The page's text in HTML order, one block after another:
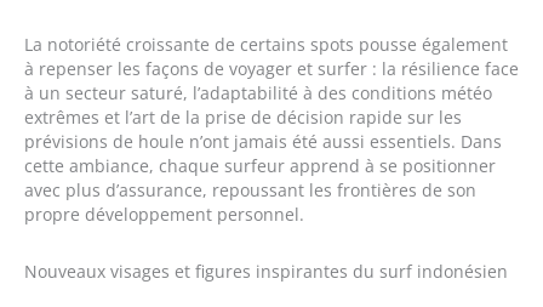
La notoriété croissante de certains spots pousse également
à repenser les façons de voyager et surfer : la résilience face
à un secteur saturé, l’adaptabilité à des conditions météo
extrêmes et l’art de la prise de décision rapide sur les
prévisions de houle n’ont jamais été aussi essentiels. Dans
cette ambiance, chaque surfeur apprend à se positionner
avec plus d’assurance, repoussant les frontières de son
propre développement personnel.
Nouveaux visages et figures inspirantes du surf indonésien